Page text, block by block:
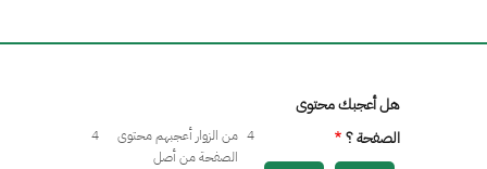
هل أعجبك محتوى
الصفحة ؟
4 من الزوار أعجبهم محتوى
الصفحة من أصل
4